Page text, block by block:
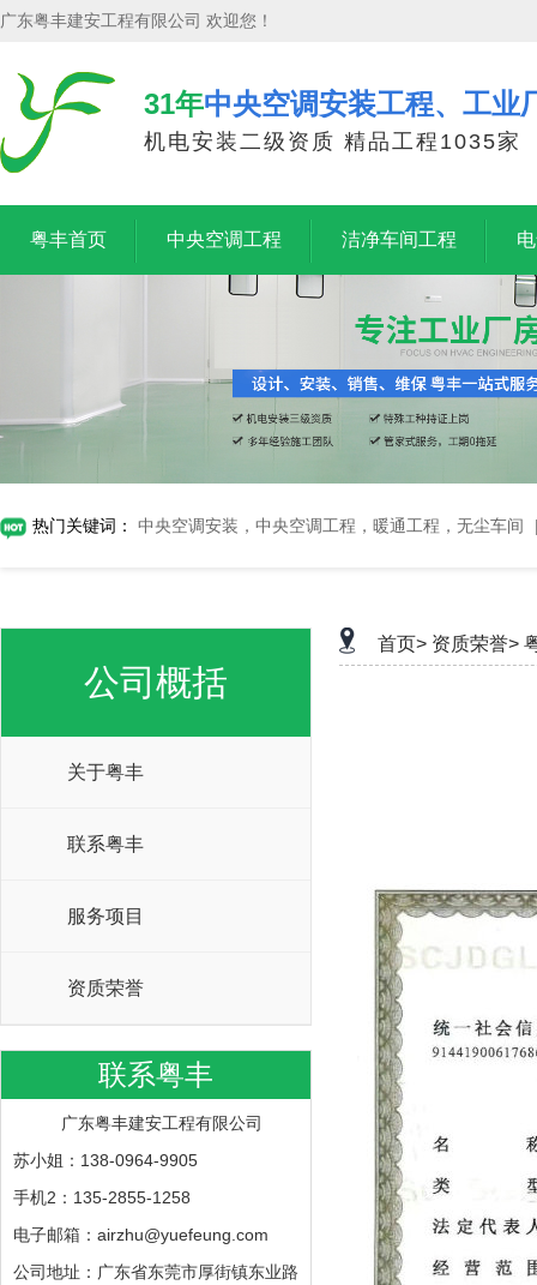
广东粤丰建安工程有限公司 欢迎您！
31年中央空调安装工程、工业
机电安装二级资质 精品工程1035家
粤丰首页 中央空调工程 洁净车间工程
热门关键词： 中央空调安装，中央空调工程，暖通工程，无尘车间
公司概括
关于粤丰
联系粤丰
服务项目
资质荣誉
联系粤丰
广东粤丰建安工程有限公司
苏小姐：138-0964-9905
手机2：135-2855-1258
电子邮箱：airzhu@yuefeung.com
公司地址：广东省东莞市厚街镇东业路
首页> 资质荣誉>